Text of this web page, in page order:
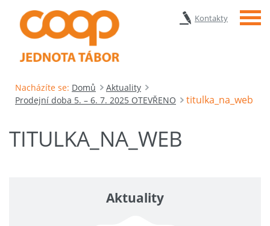
Kontakty Menu
Nacházíte se: Domů
Aktuality
Prodejní doba 5. – 6. 7. 2025 OTEVŘENO
titulka_na_web
TITULKA_NA_WEB
Aktuality